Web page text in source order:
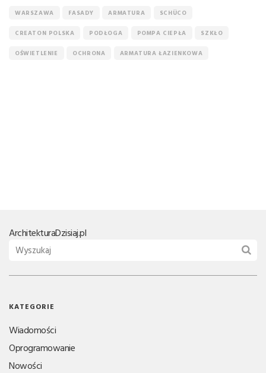
WARSZAWA FASADY ARMATURA SCHÜCO
CREATON POLSKA PODŁOGA POMPA CIEPŁA SZKŁO
OŚWIETLENIE OCHRONA ARMATURA ŁAZIENKOWA
ArchitekturaDzisiaj.pl
KATEGORIE
Wiadomości
Oprogramowanie
Nowości